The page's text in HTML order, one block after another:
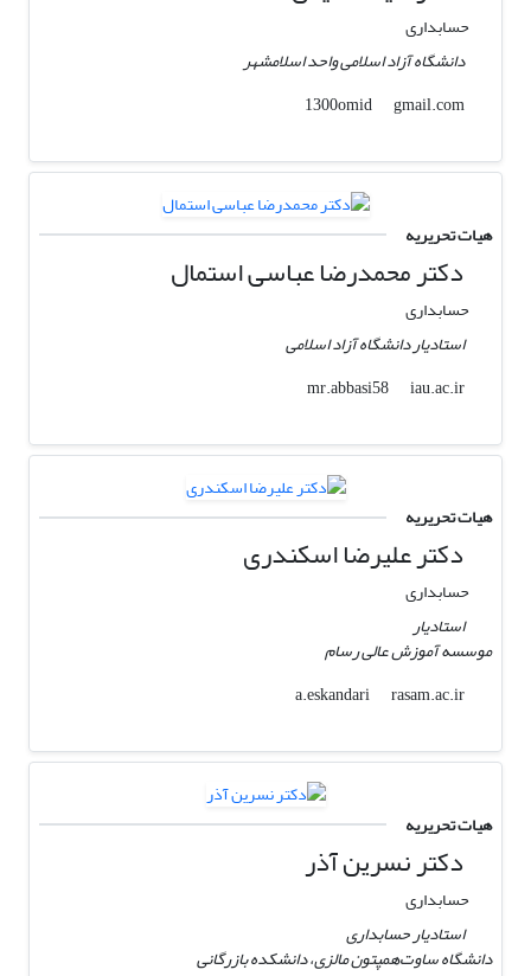
حسابداری
دانشگاه آزاد اسلامی واحد اسلامشهر
1300omid
gmail.com
هیات تحریریه
دکتر محمدرضا عباسی استمال
حسابداری
استادیار دانشگاه آزاد اسلامی
mr.abbasi58
iau.ac.ir
هیات تحریریه
دکتر علیرضا اسکندری
حسابداری
استادیار
موسسه آموزش عالی رسام
a.eskandari
rasam.ac.ir
هیات تحریریه
دکتر نسرین آذر
حسابداری
استادیار حسابداری
دانشگاه ساوت‌همپتون مالزی، دانشکده بازرگانی